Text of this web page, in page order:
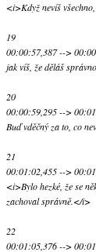
<i>Když nevíš
19
00:00:57,387 -->
jak víš, že děláš
20
00:00:59,295 -->
Buď vděčný za to, co
21
00:01:02,455 -->
<i>Bylo hezké, že se
zachoval správně.</i>
22
00:01:05,376 -->